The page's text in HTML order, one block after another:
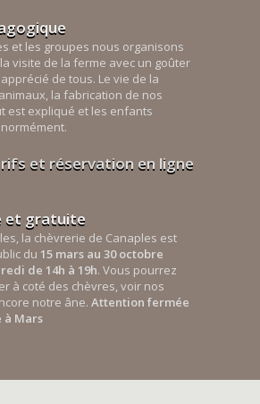
et les groupes nous organisons
visite de la ferme avec un goûter
de tous. Le vie de la
la fabrication de nos
est expliqué et les enfants
et réservation en ligne
et gratuite
la chèvrerie de Canaples est
du 15 mars au 30 octobre
de 14h à 19h. Vous pourrez
à coté des chèvres, voir nos
notre âne. Attention fermée
à Mars